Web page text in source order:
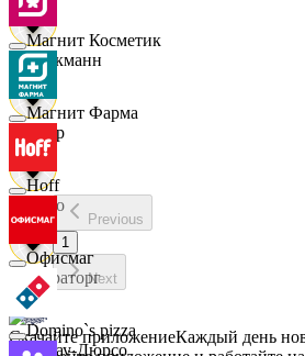
Стокманн
Cпар
demo
Мираторг
Абрау-Дюрсо
Магнит Косметик
Магнит Фарма
Hoff
Офисмаг
Domino`s pizza
Previous
1
Next
Скачайте приложениеКаждый день